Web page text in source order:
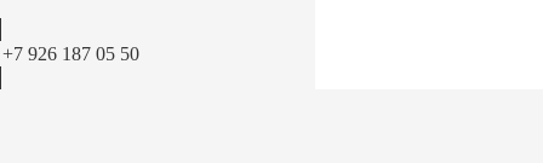
+7 926 187 05 50